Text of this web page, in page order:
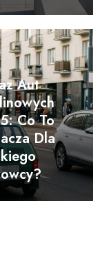
Aut
Co To
Dla